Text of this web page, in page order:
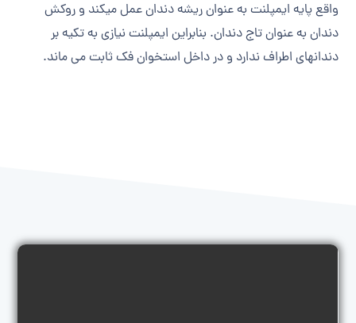
واقع پایه ایمپلنت به عنوان ریشه دندان عمل میکند و روکش
دندان به عنوان تاج دندان. بنابراین ایمپلنت نیازی به تکیه بر
دندانهای اطراف ندارد و در داخل استخوان فک ثابت می ماند.